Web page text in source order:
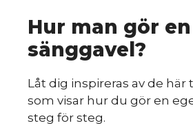
Hur man gör
sänggavel?
Låt dig inspireras av de här
som visar hur du gör en
steg för steg.